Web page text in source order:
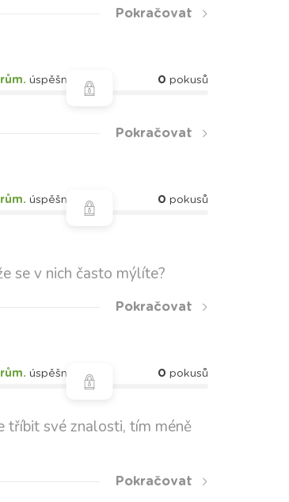
Pokračovat
úspěšnost 0 pokusů
Pokračovat
úspěšnost 0 pokusů
se v nich často mýlíte?
Pokračovat
úspěšnost 0 pokusů
tříbit své znalosti, tím méně
Pokračovat